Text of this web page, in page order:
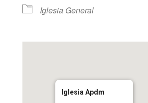
Iglesia General
Iglesia Apdm